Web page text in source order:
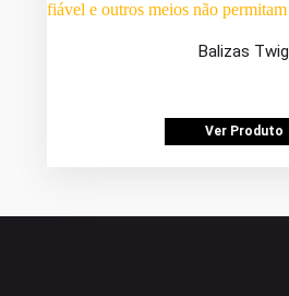
Balizas Twig
Ver Produto